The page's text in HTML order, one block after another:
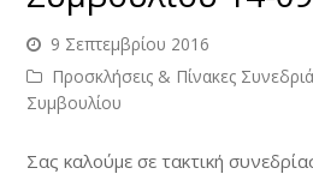
9 Σεπτεμβρίου 2016
Προσκλήσεις & Πίνακες
Συμβουλίου
Σας καλούμε σε τακτική